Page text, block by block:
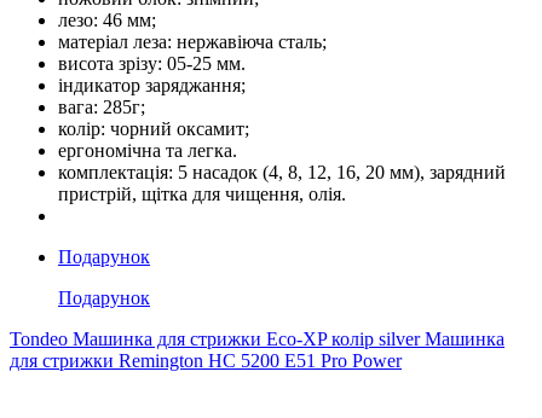
лезо: 46 мм;
матеріал леза: нержавіюча сталь;
висота зрізу: 05-25 мм.
індикатор заряджання;
вага: 285г;
колір: чорний оксамит;
ергономічна та легка.
комплектація: 5 насадок (4, 8, 12, 16, 20 мм), зарядний
пристрій, щітка для чищення, олія.
Подарунок
Подарунок
Tondeo Машинка для стрижки Eco-XP колір silverМашинка
для стрижки Remington HC 5200 E51 Pro Power